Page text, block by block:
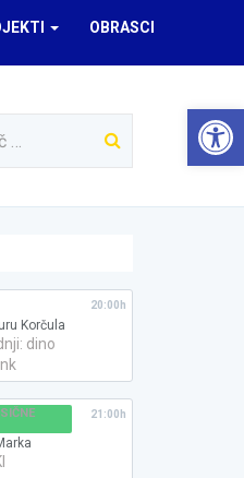
OBRASCI
Korčula
dino
20:00h
21:00h